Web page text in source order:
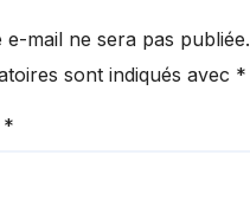
e-mail ne sera pas publiée.
sont indiqués avec *
*